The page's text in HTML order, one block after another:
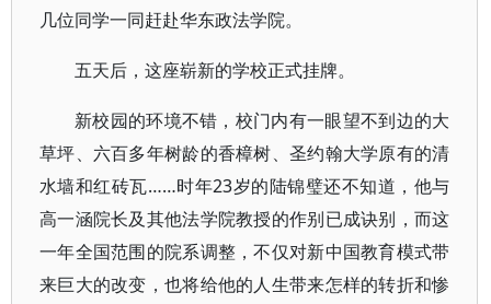
几位同学一同赶赴华东政法学院。
五天后，这座崭新的学校正式挂牌。
新校园的环境不错，校门内有一眼望不到边的大
草坪、六百多年树龄的香樟树、圣约翰大学原有的清
水墙和红砖瓦……时年23岁的陆锦璧还不知道，他与
高一涵院长及其他法学院教授的作别已成诀别，而这
一年全国范围的院系调整，不仅对新中国教育模式带
来巨大的改变，也将给他的人生带来怎样的转折和惨